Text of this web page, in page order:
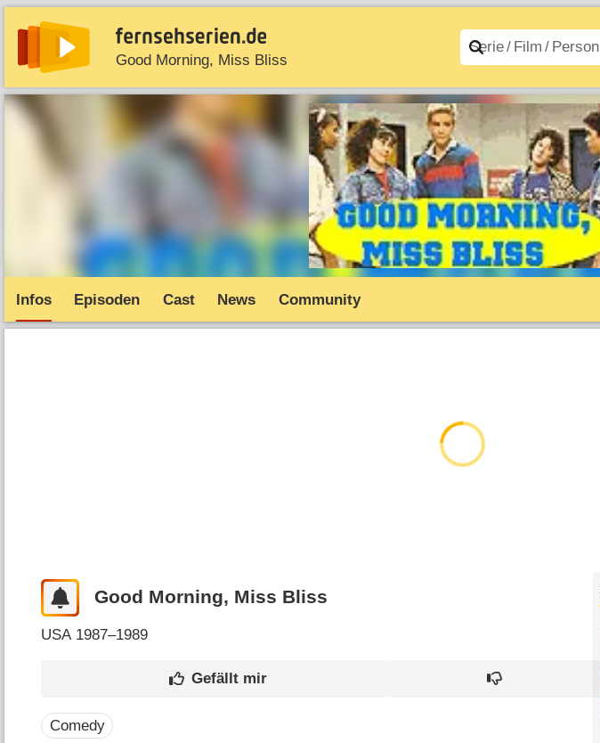
Good Morning, Miss Bliss
News Entdecken Streaming TV-Starts Filme A–Z
Infos Episoden Cast News Community
Good Morning, Miss Bliss
USA 1987–1989
Comedy